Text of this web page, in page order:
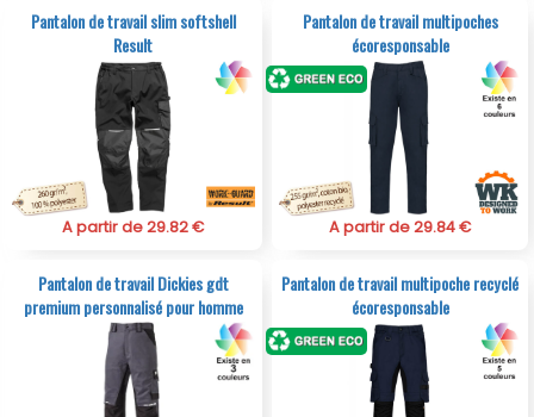
Pantalon de travail slim softshell
Result
A partir de 29.82 €
Pantalon de travail multipoches
écoresponsable
A partir de 29.84 €
Pantalon de travail Dickies gdt
premium personnalisé pour homme
Pantalon de travail multipoche recyclé
écoresponsable